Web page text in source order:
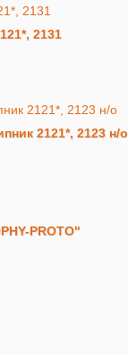
2131
2121*, 2123 н/о
PROTO"